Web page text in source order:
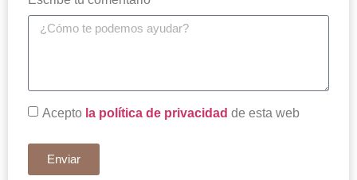
Acepto la política de privacidad de esta web
Enviar